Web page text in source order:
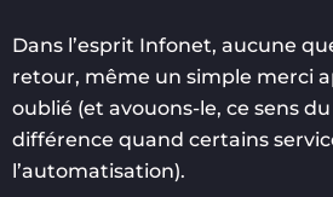
Dans l’esprit Infonet, aucune
retour, même un simple merci
oublié (et avouons-le, ce sens
différence quand certains
l’automatisation).